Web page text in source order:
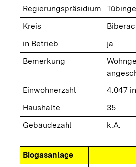
Regierungspräsidium
Kreis
in Betrieb
ja
Bemerkung
Einwohnerzahl
4.047
Haushalte
35
Gebäudezahl
k.A.
Biogasanlage